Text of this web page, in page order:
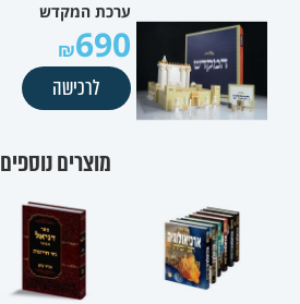
ערכת המקדש
690
לרכישה
מוצרים נוספים